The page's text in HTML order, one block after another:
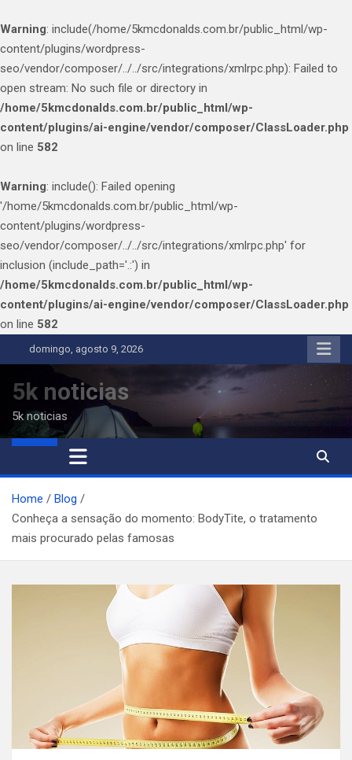
Warning: include(/home/5kmcdonalds.com.br/public_html/wp-
content/plugins/wordpress-
seo/vendor/composer/../../src/integrations/xmlrpc.php): Failed to
open stream: No such file or directory in
/home/5kmcdonalds.com.br/public_html/wp-
content/plugins/ai-engine/vendor/composer/ClassLoader.php
on line 582
Warning: include(): Failed opening
'/home/5kmcdonalds.com.br/public_html/wp-
content/plugins/wordpress-
seo/vendor/composer/../../src/integrations/xmlrpc.php' for
inclusion (include_path='.:') in
/home/5kmcdonalds.com.br/public_html/wp-
content/plugins/ai-engine/vendor/composer/ClassLoader.php
on line 582
to
content
domingo, agosto 9, 2026
5k noticias
5k noticias
Home
Blog
Conheça a sensação do momento: BodyTite, o tratamento
mais procurado pelas famosas